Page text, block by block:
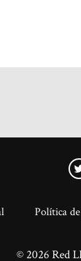
Política
© 2026 Red